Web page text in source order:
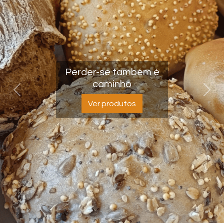
Perder-se também é
caminho
Ver produtos
Previous Next